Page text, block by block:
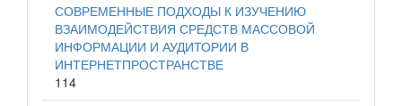
СОВРЕМЕННЫЕ ПОДХОДЫ К ИЗУЧЕНИЮ
ВЗАИМОДЕЙСТВИЯ СРЕДСТВ МАССОВОЙ
ИНФОРМАЦИИ И АУДИТОРИИ В
ИНТЕРНЕТПРОСТРАНСТВЕ
114